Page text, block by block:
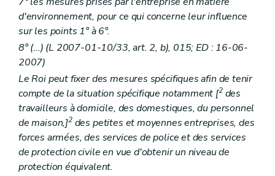
d'environnement, pour ce qui concerne leur influence
sur les points 1° à 6°.
8° (...) (L 2007-01-10/33, art. 2, b), 015; ED : 16-06-
2007)
Le Roi peut fixer des mesures spécifiques afin de tenir
compte de la situation spécifique notamment [2des
travailleurs à domicile, des domestiques, du personnel
de maison,]2des petites et moyennes entreprises, des
forces armées, des services de police et des services
de protection civile en vue d'obtenir un niveau de
protection équivalent.